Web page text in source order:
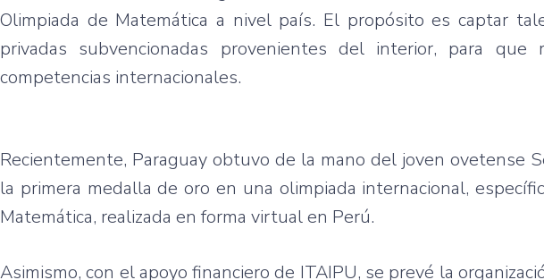
Olimpiada de Matemática a nivel país. El propósito es captar
privadas subvencionadas provenientes del interior, para que
competencias internacionales.
Recientemente, Paraguay obtuvo de la mano del joven ovetense
la primera medalla de oro en una olimpiada internacional,
Matemática, realizada en forma virtual en Perú.
Asimismo, con el apoyo financiero de ITAIPU, se prevé la